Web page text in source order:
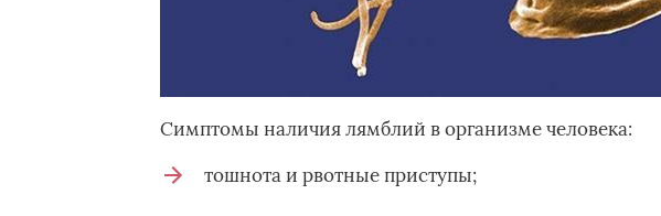
Симптомы наличия лямблий в организме человека:
тошнота и рвотные приступы;